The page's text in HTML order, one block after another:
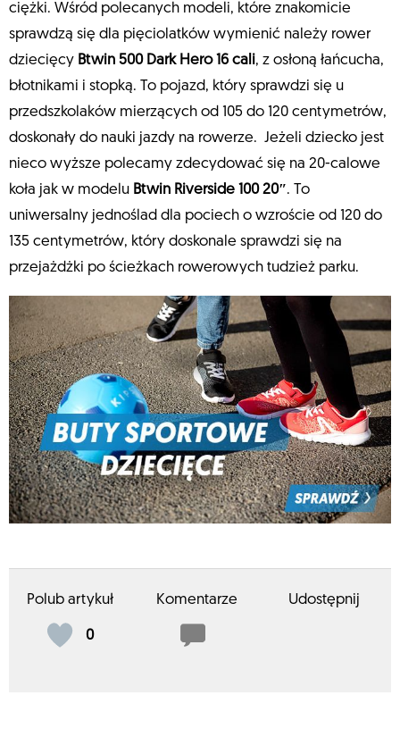
ciężki. Wśród polecanych modeli, które znakomicie
sprawdzą się dla pięciolatków wymienić należy rower
dziecięcy Btwin 500 Dark Hero 16 cali, z osłoną łańcucha,
błotnikami i stopką. To pojazd, który sprawdzi się u
przedszkolaków mierzących od 105 do 120 centymetrów,
doskonały do nauki jazdy na rowerze. Jeżeli dziecko jest
nieco wyższe polecamy zdecydować się na 20-calowe
koła jak w modelu Btwin Riverside 100 20″. To
uniwersalny jednoślad dla pociech o wzroście od 120 do
135 centymetrów, który doskonale sprawdzi się na
przejażdżki po ścieżkach rowerowych tudzież parku.
Polub artykuł
0
Komentarze Udostępnij